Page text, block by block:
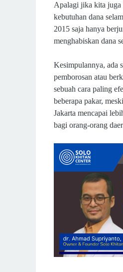
Apalagi jika kita juga
kebutuhan dana
2015 saja hanya
menghabiskan dana
Kesimpulannya, ada
pemborosan atau
sebuah cara paling
beberapa pakar,
Jakarta mencapai
bagi orang-orang